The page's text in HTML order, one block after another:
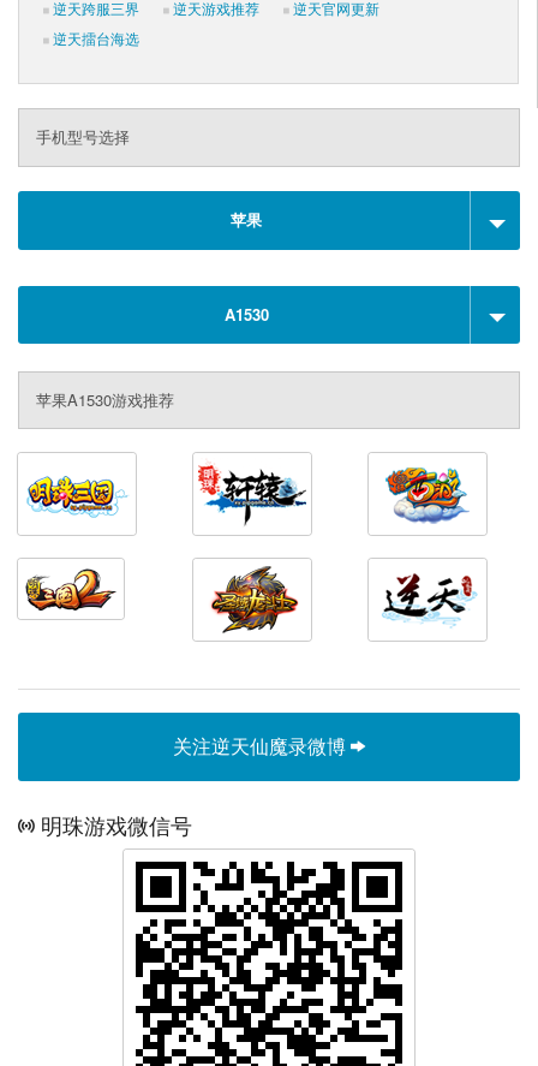
逆天跨服三界
逆天游戏推荐
逆天官网更新
逆天擂台海选
手机型号选择
苹果
A1530
苹果A1530游戏推荐
关注逆天仙魔录微博
明珠游戏微信号